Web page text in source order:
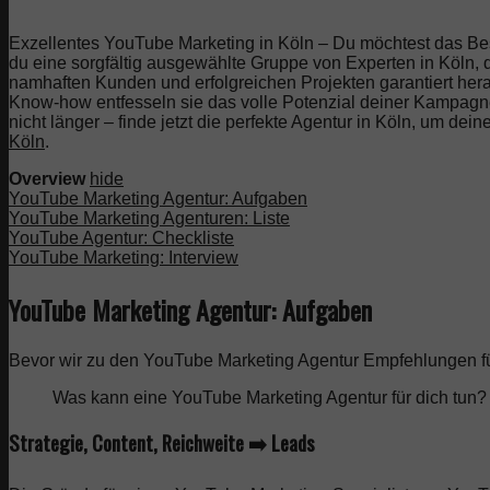
Exzellentes YouTube Marketing in Köln – Du möchtest das
du eine sorgfältig ausgewählte Gruppe von Experten in
namhaften Kunden und erfolgreichen Projekten garantiert
Know-how entfesseln sie das volle Potenzial deiner
nicht länger – finde jetzt die perfekte Agentur in Köln, um
Köln.
Overview hide
YouTube Marketing Agentur: Aufgaben
YouTube Marketing Agenturen: Liste
YouTube Agentur: Checkliste
YouTube Marketing: Interview
YouTube Marketing Agentur: Aufgaben
Bevor wir zu den YouTube Marketing Agentur Empfehlungen
Was kann eine YouTube Marketing Agentur für dich tun?
Strategie, Content, Reichweite ➡️ Leads